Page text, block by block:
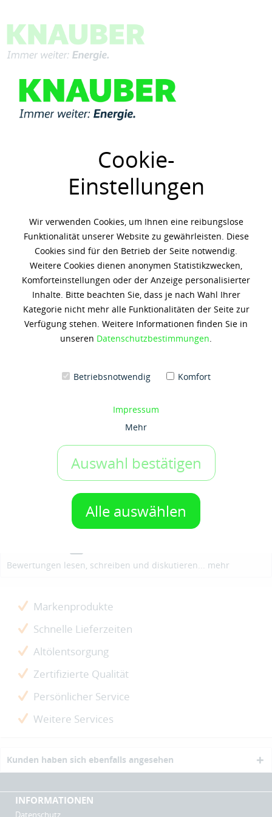
Cookie-
Einstellungen
Wir verwenden Cookies, um Ihnen eine reibungslose
Funktionalität unserer Website zu gewährleisten. Diese
Cookies sind für den Betrieb der Seite notwendig.
Weitere Cookies dienen anonymen Statistikzwecken,
Komforteinstellungen oder der Anzeige personalisierter
Inhalte. Bitte beachten Sie, dass je nach Wahl Ihrer
Kategorie nicht mehr alle Funktionalitäten der Seite zur
Verfügung stehen. Weitere Informationen finden Sie in
unseren Datenschutzbestimmungen.
Betriebsnotwendig Komfort
Impressum
Mehr
Auswahl bestätigen
Alle auswählen
Menü
Übersicht Gasmotorenöle
Shell Mysella S5 S 40
1.002,56 € * (4,80 € / 1 Liter)
Inhalt: 209 Liter
g50035900
IN DEN WARENKORB
Bei Fragen zum Produkt wenden Sie sich gerne jederzeit an
Bewertungen lesen, schreiben und diskutieren... mehr
Markenprodukte
Schnelle Lieferzeiten
Altölentsorgung
Zertifizierte Qualität
Persönlicher Service
Weitere Services
Kunden haben sich ebenfalls angesehen
INFORMATIONEN
Datenschutz